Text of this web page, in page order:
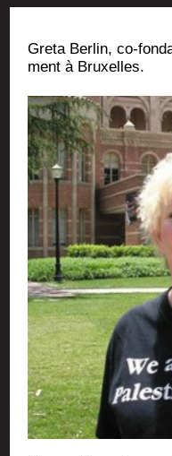
Gre­ta Ber­lin, co-
ment à Bruxelles.